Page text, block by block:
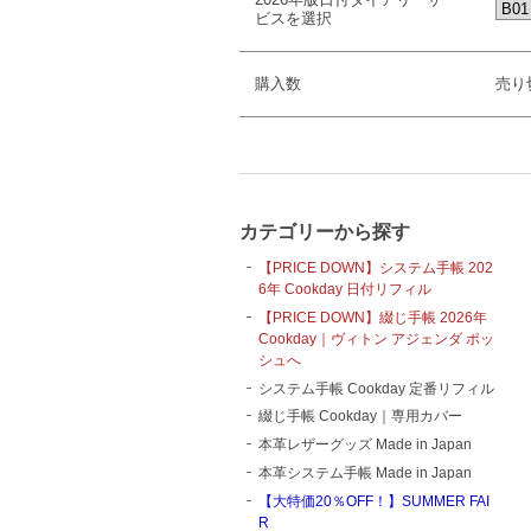
ビスを選択
購入数 売り
カテゴリーから探す
【PRICE DOWN】システム手帳 202
6年 Cookday 日付リフィル
【PRICE DOWN】綴じ手帳 2026年
Cookday｜ヴィトン アジェンダ ポッ
シュへ
システム手帳 Cookday 定番リフィル
綴じ手帳 Cookday｜専用カバー
本革レザーグッズ Made in Japan
本革システム手帳 Made in Japan
【大特価20％OFF！】SUMMER FAI
R